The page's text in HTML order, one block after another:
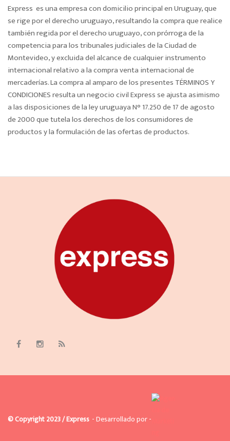
Express es una empresa con domicilio principal en Uruguay, que
se rige por el derecho uruguayo, resultando la compra que realice
también regida por el derecho uruguayo, con prórroga de la
competencia para los tribunales judiciales de la Ciudad de
Montevideo, y excluida del alcance de cualquier instrumento
internacional relativo a la compra venta internacional de
mercaderías. La compra al amparo de los presentes TÉRMINOS Y
CONDICIONES resulta un negocio civil Express se ajusta asimismo
a las disposiciones de la ley uruguaya N° 17.250 de 17 de agosto
de 2000 que tutela los derechos de los consumidores de
productos y la formulación de las ofertas de productos.
© Copyright 2023 / Express - Desarrollado por -